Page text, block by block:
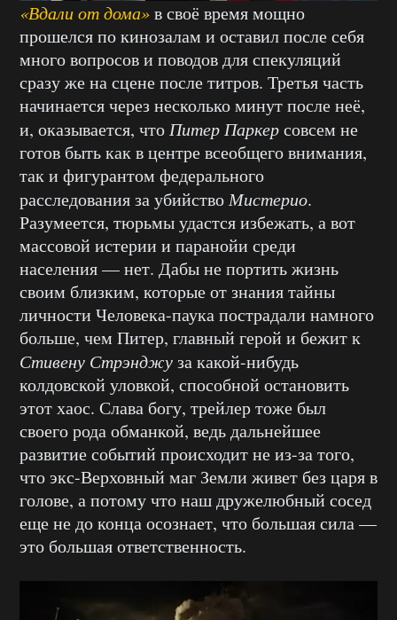
«Вдали от дома»в своё время мощно
прошелся по кинозалам и оставил после себя
много вопросов и поводов для спекуляций
сразу же на сцене после титров. Третья часть
начинается через несколько минут после неё,
и, оказывается, что Питер Паркерсовсем не
готов быть как в центре всеобщего внимания,
так и фигурантом федерального
расследования за убийство Мистерио.
Разумеется, тюрьмы удастся избежать, а вот
массовой истерии и паранойи среди
населения — нет. Дабы не портить жизнь
своим близким, которые от знания тайны
личности Человека-паука пострадали намного
больше, чем Питер, главный герой и бежит к
Стивену Стрэнджуза какой-нибудь
колдовской уловкой, способной остановить
этот хаос. Слава богу, трейлер тоже был
своего рода обманкой, ведь дальнейшее
развитие событий происходит не из-за того,
что экс-Верховный маг Земли живет без царя в
голове, а потому что наш дружелюбный сосед
еще не до конца осознает, что большая сила —
это большая ответственность.